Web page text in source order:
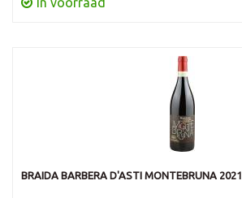
BRAIDA BARBERA D'ASTI MONTEBRUNA 2021